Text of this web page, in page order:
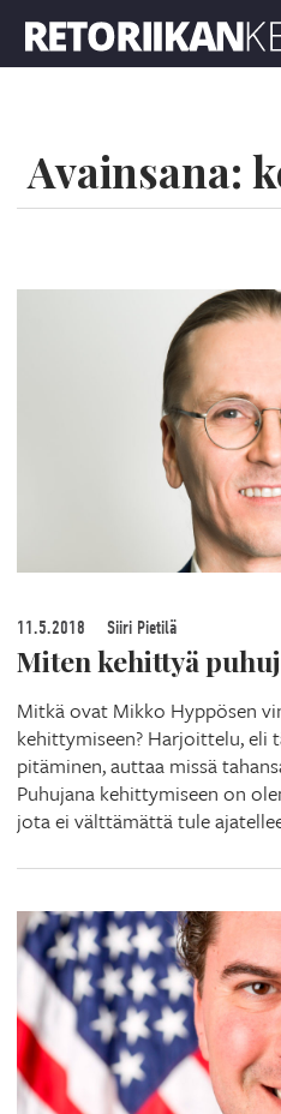
Avainsana:
11.5.2018 Siiri Pietilä
Miten kehittyä
Mitkä ovat Mikko Hyppösen
kehittymiseen? Harjoittelu, eli
pitäminen, auttaa missä
Puhujana kehittymiseen on
jota ei välttämättä tule